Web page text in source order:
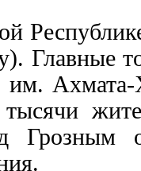
Главные
им.
тысячи
Грозным